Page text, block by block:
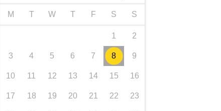
M T W T F S S
1 2
3 4 5 6 7 8 9
10 11 12 13 14 15 16
17 18 19 20 21 22 23